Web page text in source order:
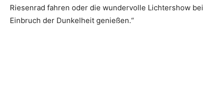
Riesenrad fahren oder die wundervolle Lichtershow bei
Einbruch der Dunkelheit genießen.“